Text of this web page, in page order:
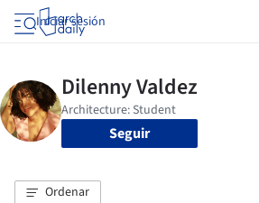
Iniciar sesión
Seguir
Ordenar